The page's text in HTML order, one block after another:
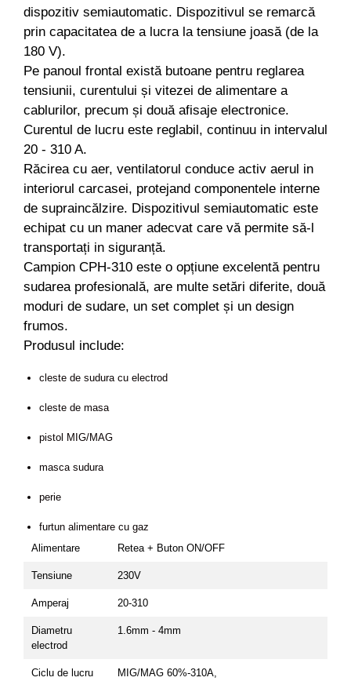
Despicatoare de lemne
Granulatoare de furaje
Tocatoare de furaje
dispozitiv semiautomatic. Dispozitivul se remarcă
prin capacitatea de a lucra la tensiune joasă (de la
180 V).
Pe panoul frontal există butoane pentru reglarea
tensiunii, curentului și vitezei de alimentare a
cablurilor, precum și două afisaje electronice.
Curentul de lucru este reglabil, continuu in intervalul
20 - 310 A.
Răcirea cu aer, ventilatorul conduce activ aerul in
interiorul carcasei, protejand componentele interne
de supraincălzire. Dispozitivul semiautomatic este
echipat cu un maner adecvat care vă permite să-l
transportați in siguranță.
Campion CPH-310 este o opțiune excelentă pentru
sudarea profesională, are multe setări diferite, două
moduri de sudare, un set complet și un design
frumos.
Produsul include:
cleste de sudura cu electrod
cleste de masa
pistol MIG/MAG
masca sudura
perie
furtun alimentare cu gaz
Alimentare
Retea + Buton ON/OFF
Tensiune 230V
Amperaj 20-310
Diametru
electrod
1.6mm - 4mm
Ciclu de lucru
MIG/MAG 60%-310A,